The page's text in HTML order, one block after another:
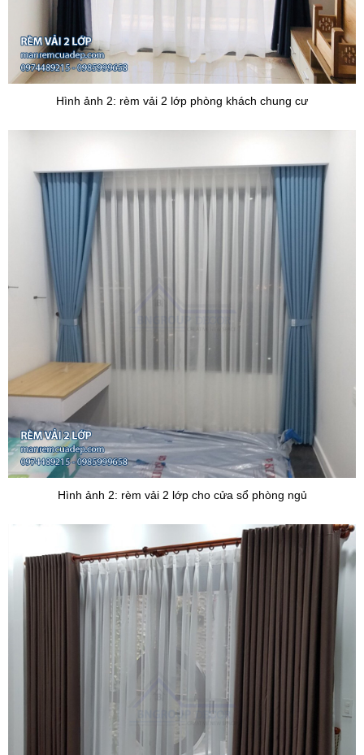
Hình ảnh 2: rèm vải 2 lớp phòng khách chung cư
Hình ảnh 2: rèm vải 2 lớp cho cửa sổ phòng ngủ